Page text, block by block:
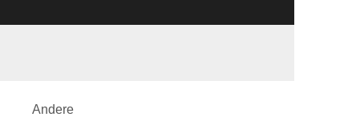
Andere